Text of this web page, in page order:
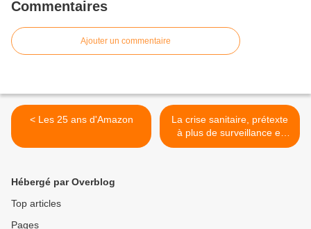
Commentaires
Ajouter un commentaire
< Les 25 ans d'Amazon
La crise sanitaire, prétexte
à plus de surveillance et
contrôle >
Hébergé par Overblog
Top articles
Pages